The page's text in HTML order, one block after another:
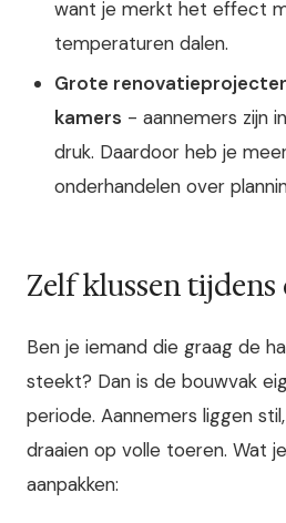
want je merkt het effect
temperaturen dalen.
Grote
kamers - aannemers zijn
druk. Daardoor heb je
onderhandelen over
Zelf klussen
Ben je iemand die graag de
steekt? Dan is de bouwvak
periode. Aannemers liggen
draaien op volle toeren. Wat
aanpakken: